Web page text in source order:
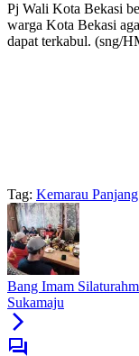
Pj Wali Kota Bekasi
warga Kota Bekasi
dapat terkabul. (sng/
Tag: Kemarau Panjang
Bang Imam
Sukamaju